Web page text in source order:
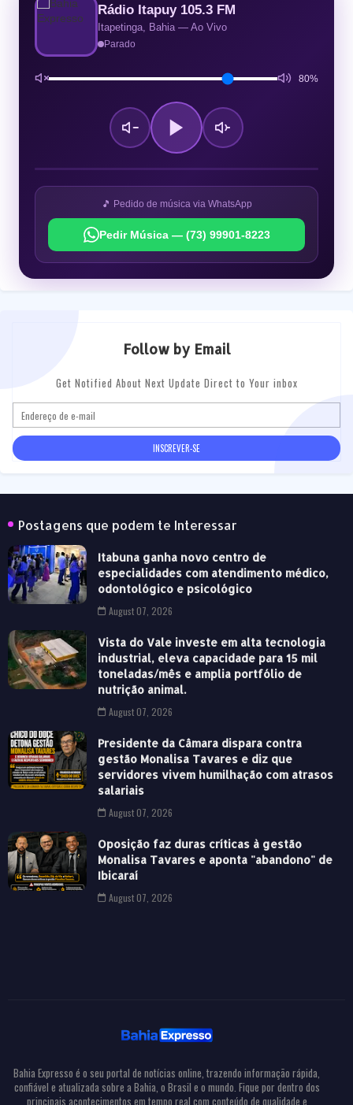
Rádio Itapuy 105.3 FM
Itapetinga, Bahia — Ao Vivo
Parado
80%
🎵 Pedido de música via WhatsApp
Pedir Música — (73) 99901-8223
Follow by Email
Get Notified About Next Update Direct to Your inbox
Postagens que podem te Interessar
Itabuna ganha novo centro de
especialidades com atendimento médico,
odontológico e psicológico
August 07, 2026
Vista do Vale investe em alta tecnologia
industrial, eleva capacidade para 15 mil
toneladas/mês e amplia portfólio de
nutrição animal.
August 07, 2026
Presidente da Câmara dispara contra
gestão Monalisa Tavares e diz que
servidores vivem humilhação com atrasos
salariais
August 07, 2026
Oposição faz duras críticas à gestão
Monalisa Tavares e aponta "abandono" de
Ibicaraí
August 07, 2026
Bahia Expresso é o seu portal de notícias online, trazendo informação rápida,
confiável e atualizada sobre a Bahia, o Brasil e o mundo. Fique por dentro dos
principais acontecimentos em tempo real com conteúdo de qualidade e